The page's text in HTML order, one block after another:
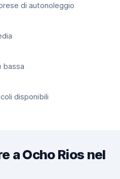
di autonoleggio
bassa
disponibili
a Ocho Rios nel